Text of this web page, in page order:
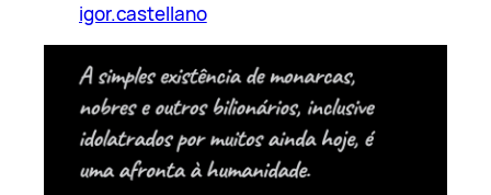
igor.castellano